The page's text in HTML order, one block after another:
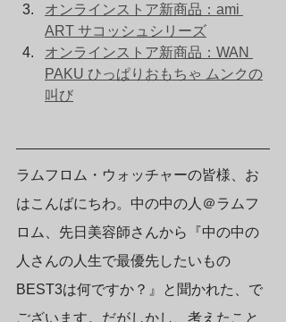
オンラインストア新商品：ami
ART サコッシュシリーズ
オンラインストア新商品：WAN
PAKU ひっぱりおもちゃ ムンクの
叫び
ラムフロム・ウォッチャーの皆様、お
はこんばにちわ。中の中の人＠ラムフ
ロム、先日美容師さんから『中の中の
人さんの人生で最優先したいもの
BEST3は何ですか？』と聞かれた、で
ございます。だがしかし、考えたこと